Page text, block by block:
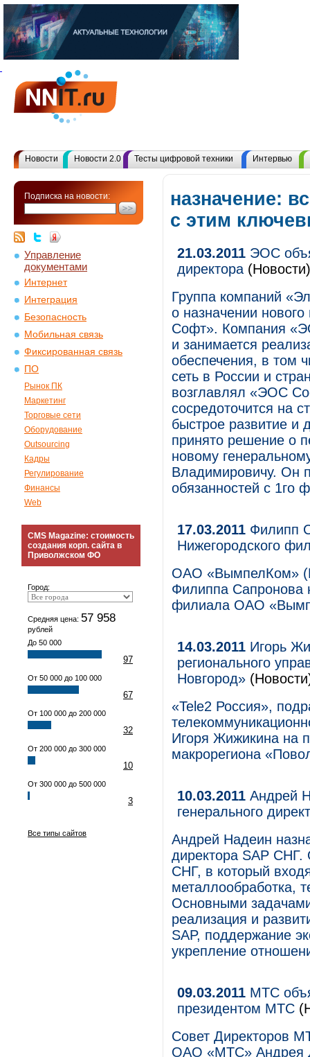
Новости Новости 2.0 Тесты цифровой техники Интервью
Подписка на новости:
Управление
документами
Интернет
Интеграция
Безопасность
Мобильная связь
Фиксированная связь
ПО
Рынок ПК
Маркетинг
Торговые сети
Оборудование
Outsourcing
Кадры
Регулирование
Финансы
Web
CMS Magazine: стоимость
создания корп. сайта в
Приволжском ФО
Город:
Средняя цена: 57 958
рублей
До 50 000
97
От 50 000 до 100 000
67
От 100 000 до 200 000
32
От 200 000 до 300 000
10
От 300 000 до 500 000
3
Все типы сайтов
назначение:
с этим
21.03.2011 ЭОС
директора (Новости)
Группа компаний
о назначении
Софт». Компания
и занимается
обеспечения, в том
сеть в России и
возглавлял «ЭОС
сосредоточится на
быстрое развитие и
принято решение о
новому
Владимировичу. Он
обязанностей с 1го
17.03.2011 Филипп
Нижегородского
ОАО «ВымпелКом»
Филиппа Сапронова
филиала ОАО
14.03.2011 Игорь
регионального
Новгород»
«Tele2 Россия»,
Игоря Жижикина на
макрорегиона
10.03.2011 Андрей
генерального
Андрей Надеин
директора SAP СНГ.
СНГ, в который
металлообработка,
Основными
реализация и
SAP, поддержание
укрепление
09.03.2011 МТС
президентом МТС
Совет Директоров
ОАО «МТС» Андрея